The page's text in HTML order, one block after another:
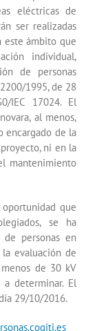
eléctricas de
ser realizadas
este ámbito que
individual,
de personas
1995, de 28
IEC 17024. El
al menos,
encargado de la
ni en la
mantenimiento
que
se ha
personas en
evaluación de
de 30 kV
determinar. El
29/10/2016.